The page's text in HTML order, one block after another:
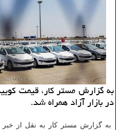
به گزارش مستر کار، قیمت
در بازار آزاد همراه شد.
به گزارش مستر کار به نقل از خبر